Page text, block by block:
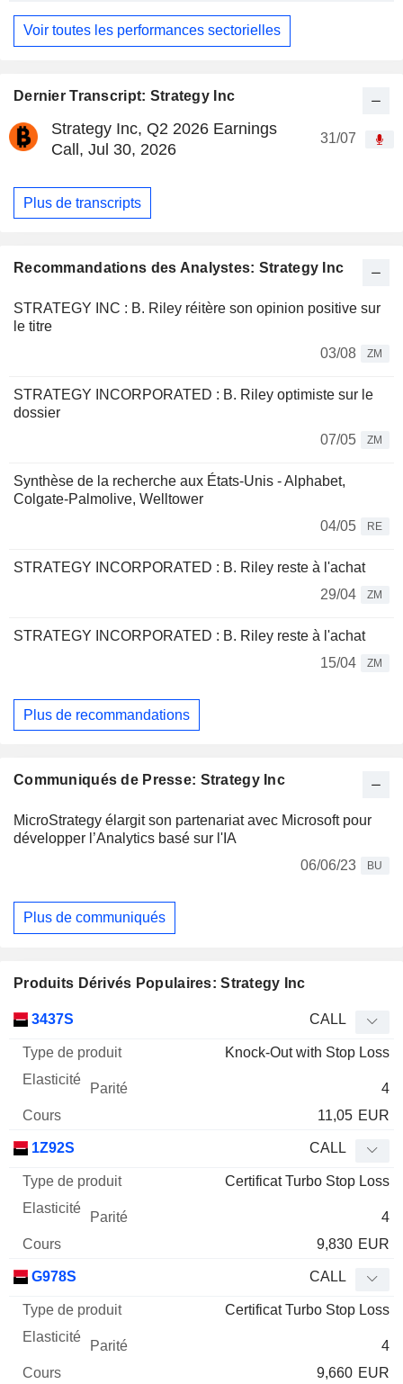
Dernier Transcript: Strategy Inc
Strategy Inc, Q2 2026 Earnings
Call, Jul 30, 2026
31/07
Plus de transcripts
Recommandations des Analystes: Strategy Inc
STRATEGY INC : B. Riley réitère son opinion positive sur
le titre
03/08
ZM
STRATEGY INCORPORATED : B. Riley optimiste sur le
dossier
07/05
ZM
Synthèse de la recherche aux États-Unis - Alphabet,
Colgate-Palmolive, Welltower
04/05
RE
STRATEGY INCORPORATED : B. Riley reste à l'achat
29/04
ZM
STRATEGY INCORPORATED : B. Riley reste à l'achat
15/04
ZM
Plus de recommandations
Communiqués de Presse: Strategy Inc
MicroStrategy élargit son partenariat avec Microsoft pour
développer l’Analytics basé sur l'IA
06/06/23
BU
Plus de communiqués
Produits Dérivés Populaires: Strategy Inc
Mnemo Type produit
Parité Cours
3437S CALL
Knock-Out with Stop Loss
4
11,05 EUR
1Z92S CALL
Certificat Turbo Stop Loss
4
9,830 EUR
G978S CALL
Certificat Turbo Stop Loss
4
9,660 EUR
Voir toutes les performances sectorielles